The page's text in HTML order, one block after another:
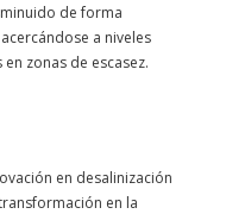
de forma
a niveles
zonas de escasez.
en desalinización
en la